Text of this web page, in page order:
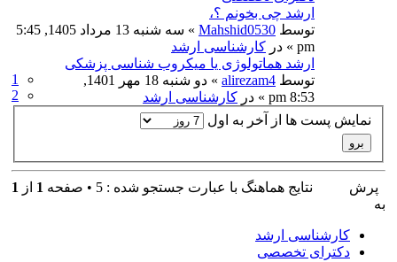
ارشد چی بخونم ؟،
توسط Mahshid0530
» سه شنبه 13 مرداد 1405, 5:45
pm » در
کارشناسی ارشد
ارشد هماتولوژی یا میکروب شناسی پزشکی
1
2
توسط alirezam4
» دو شنبه 18 مهر 1401,
8:53 pm » در
کارشناسی ارشد
نمایش پست ها از آخر به اول
نتايج هماهنگ با عبارت جستجو شده : 5 • صفحه 1 از 1
پرش
به
کارشناسی ارشد
دکترای تخصصی